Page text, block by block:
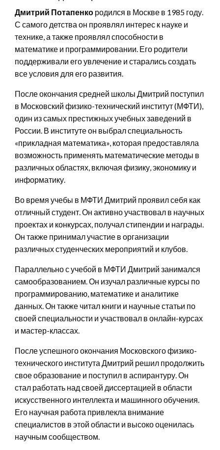
Дмитрий Потапенко родился в Москве в 1985 году.
С самого детства он проявлял интерес к науке и
технике, а также проявлял способности в
математике и программировании. Его родители
поддерживали его увлечение и старались создать
все условия для его развития.
После окончания средней школы Дмитрий поступил
в Московский физико-технический институт (МФТИ),
один из самых престижных учебных заведений в
России. В институте он выбрал специальность
«прикладная математика», которая предоставляла
возможность применять математические методы в
различных областях, включая физику, экономику и
информатику.
Во время учебы в МФТИ Дмитрий проявил себя как
отличный студент. Он активно участвовал в научных
проектах и конкурсах, получал стипендии и награды.
Он также принимал участие в организации
различных студенческих мероприятий и клубов.
Параллельно с учебой в МФТИ Дмитрий занимался
самообразованием. Он изучал различные курсы по
программированию, математике и аналитике
данных. Он также читал книги и научные статьи по
своей специальности и участвовал в онлайн-курсах
и мастер-классах.
После успешного окончания Московского физико-
технического института Дмитрий решил продолжить
свое образование и поступил в аспирантуру. Он
стал работать над своей диссертацией в области
искусственного интеллекта и машинного обучения.
Его научная работа привлекла внимание
специалистов в этой области и высоко оценилась
научным сообществом.